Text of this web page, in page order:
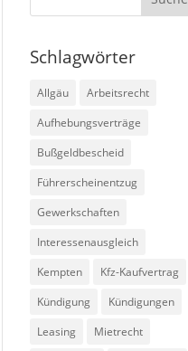
Schlagwörter
Allgäu
Arbeitsrecht
Aufhebungsverträge
Bußgeldbescheid
Führerscheinentzug
Gewerkschaften
Interessenausgleich
Kempten
Kfz-Kaufvertrag
Kündigung
Kündigungen
Leasing
Mietrecht